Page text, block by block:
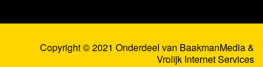
Copyright © 2021 Onderdeel van BaakmanMedia&
Vrolijk Internet Services